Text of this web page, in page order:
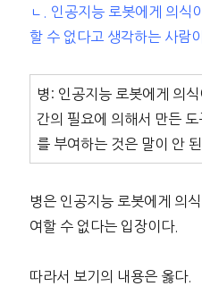
ㄴ. 인공지능 로봇에게 의식
할 수 없다고 생각하는 사람
병: 인공지능 로봇에게 의
간의 필요에 의해서 만든
를 부여하는 것은 말이 안 된
병은 인공지능 로봇에게 의
여할 수 없다는 입장이다.
따라서 보기의 내용은 옳다.